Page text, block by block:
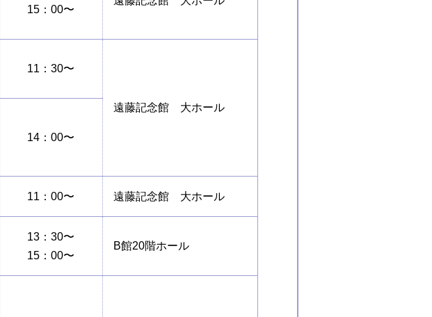
15：00〜
11：30〜
遠藤記念館 大ホール
14：00〜
11：00〜 遠藤記念館 大ホール
13：30〜
15：00〜
B館20階ホール